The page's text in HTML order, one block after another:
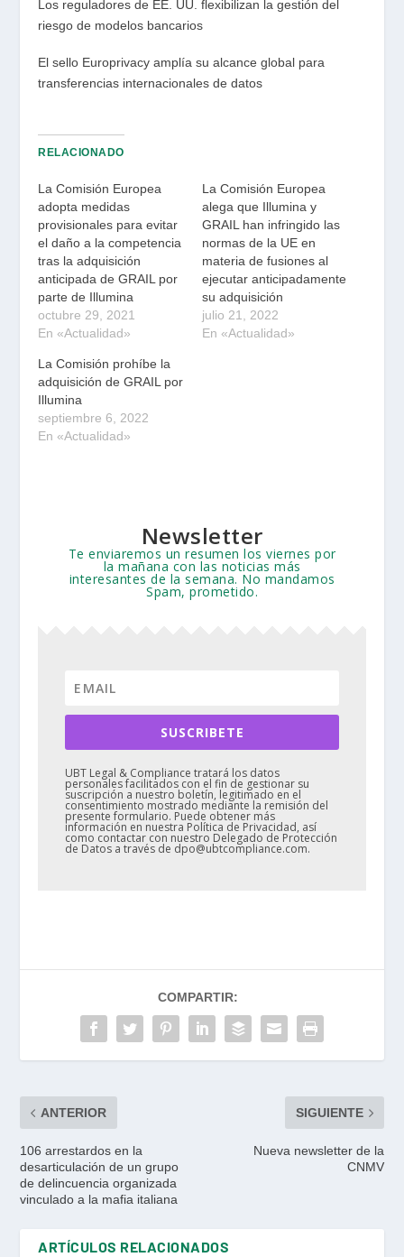
Los reguladores de EE. UU. flexibilizan la gestión del
riesgo de modelos bancarios
El sello Europrivacy amplía su alcance global para
transferencias internacionales de datos
RELACIONADO
La Comisión Europea
adopta medidas
provisionales para evitar
el daño a la competencia
tras la adquisición
anticipada de GRAIL por
parte de Illumina
octubre 29, 2021
En «Actualidad»
La Comisión Europea
alega que Illumina y
GRAIL han infringido las
normas de la UE en
materia de fusiones al
ejecutar anticipadamente
su adquisición
julio 21, 2022
En «Actualidad»
La Comisión prohíbe la
adquisición de GRAIL por
Illumina
septiembre 6, 2022
En «Actualidad»
Newsletter
Te enviaremos un resumen los viernes por
la mañana con las noticias más
interesantes de la semana. No mandamos
Spam, prometido.
SUSCRIBETE
UBT Legal & Compliance tratará los datos
personales facilitados con el fin de gestionar su
suscripción a nuestro boletín, legitimado en el
consentimiento mostrado mediante la remisión del
presente formulario. Puede obtener más
información en nuestra Política de Privacidad, así
como contactar con nuestro Delegado de Protección
de Datos a través de dpo@ubtcompliance.com.
COMPARTIR:
ANTERIOR
106 arrestardos en la
desarticulación de un grupo
de delincuencia organizada
vinculado a la mafia italiana
SIGUIENTE
Nueva newsletter de la
CNMV
ARTÍCULOS RELACIONADOS